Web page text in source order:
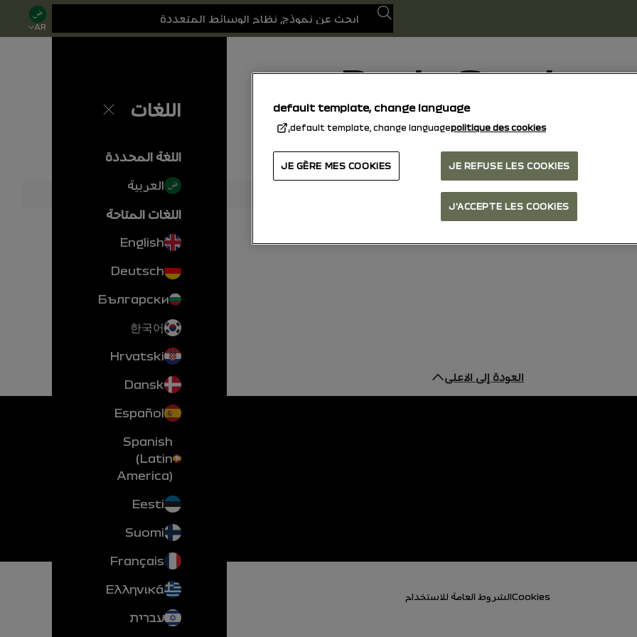
بحث
AR
اللغات إغلاق
اللغة المحددة
العربية
اللغات المتاحة
English
Deutsch
Български
한국어
Hrvatski
Dansk
Español
Spanish
(Latin
America)
Eesti
Suomi
Français
Ελληνικά
עברית
Dacia Sandero
15/10/2025إلى اليوم
استكشفدليلأضواء تحذيردليل PDF بحث
العودة إلى الأعلى
Cookiesالشروط العامة للاستخدام
default template, change language
default template, change languagepolitique des cookies.
JE REFUSE LES COOKIES
J'ACCEPTE LES COOKIES
JE GÈRE MES COOKIES